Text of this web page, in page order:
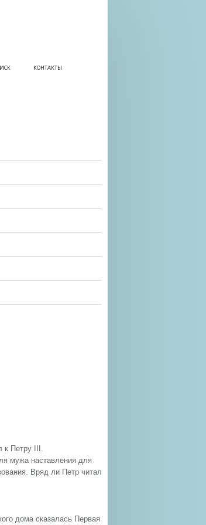
КОНТАКТЫ
к Петру III.
мужа наставления для
Вряд ли Петр читал
дома сказалась Первая